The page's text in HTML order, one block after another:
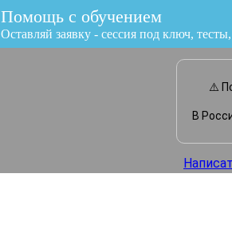
Помощь с обучением
Оставляй заявку - сессия под ключ,
⚠️
В